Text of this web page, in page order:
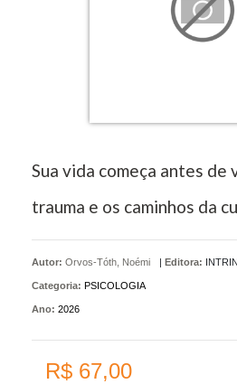
Sua vida começa antes de
trauma e os caminhos da
Autor: Orvos-Tóth, Noémi | Editora:
Categoria: PSICOLOGIA
Ano: 2026
R$ 67,00